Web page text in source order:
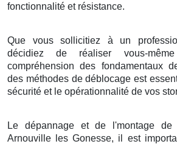
fonctionnalité et résistance.
Que vous sollicitiez à un
décidiez de réaliser vous-
compréhension des fondamentaux
des méthodes de déblocage est
sécurité et le opérationnalité de vos
Le dépannage et de l'montage de
Arnouville les Gonesse, il est